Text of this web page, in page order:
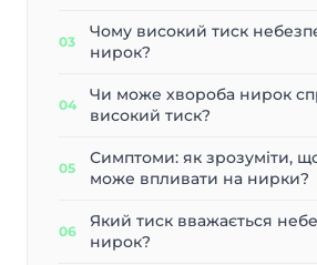
Чому високий тиск
нирок?
Чи може хвороба нирок
високий тиск?
Симптоми: як зрозуміти,
може впливати на нирки?
Який тиск вважається
нирок?